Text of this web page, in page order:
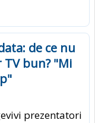
de ce nu
bun? "Mi
prezentatori